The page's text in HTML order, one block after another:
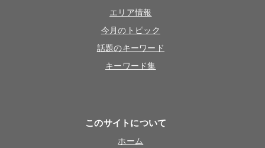
エリア情報
今月のトピック
話題のキーワード
キーワード集
このサイトについて
ホーム